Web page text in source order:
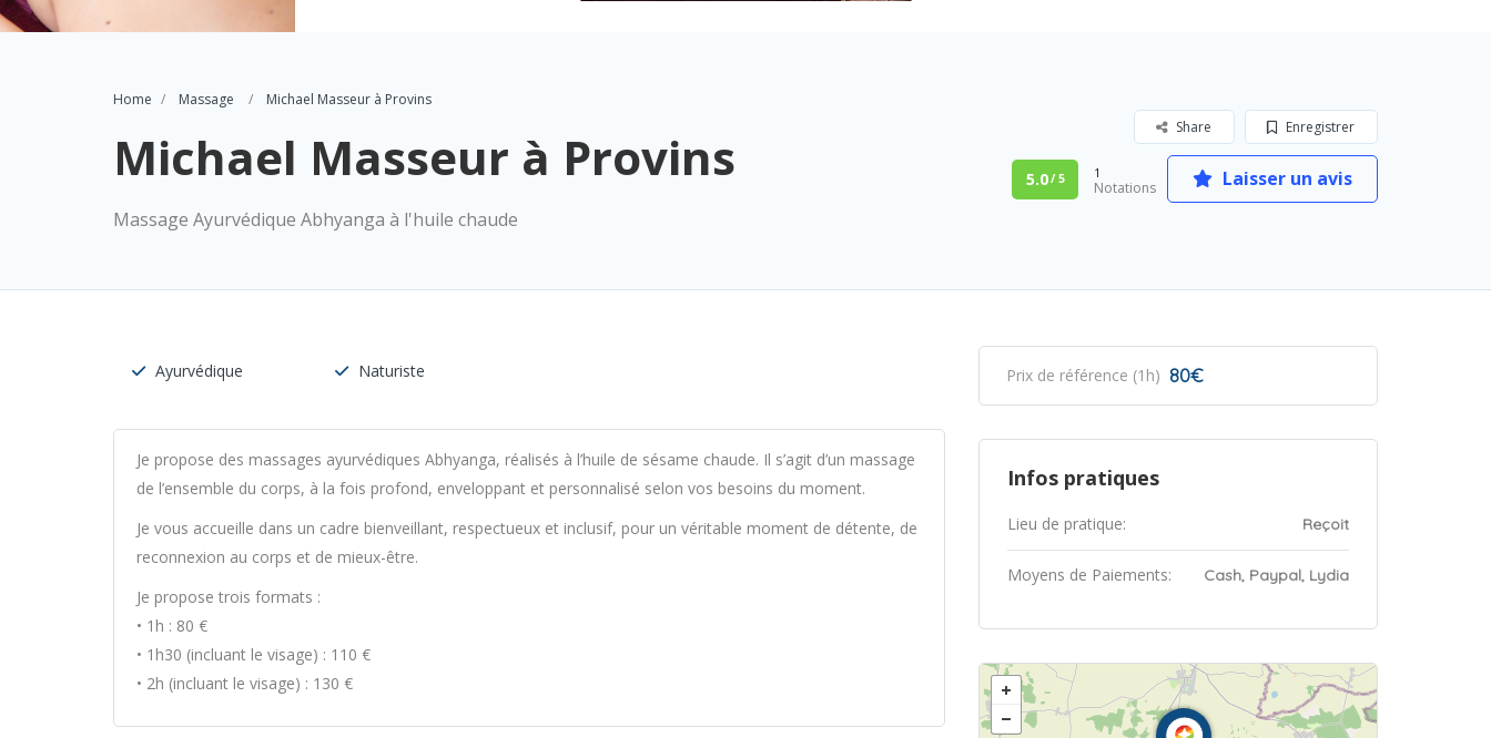
Home Massage Michael Masseur à Provins
Michael Masseur à Provins
Massage Ayurvédique Abhyanga à l'huile chaude
Enregistrer
Share
5.0/ 5 1
Notations Laisser un avis
Ayurvédique Naturiste
Je propose des massages ayurvédiques Abhyanga, réalisés à l’huile de sésame chaude. Il s’agit d’un massage
de l’ensemble du corps, à la fois profond, enveloppant et personnalisé selon vos besoins du moment.
Je vous accueille dans un cadre bienveillant, respectueux et inclusif, pour un véritable moment de détente, de
reconnexion au corps et de mieux-être.
Je propose trois formats :
• 1h : 80 €
• 1h30 (incluant le visage) : 110 €
• 2h (incluant le visage) : 130 €
Prix de référence (1h) 80€
Infos pratiques
Lieu de pratique: Reçoit
Moyens de Paiements: Cash, Paypal, Lydia